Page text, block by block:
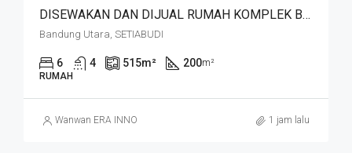
DISEWAKAN DAN DIJUAL RUMAH KOMPLEK BUDISARI HEGARMANAH SETIABUDI DKT SECAPA AD DAN YOGYA SUPERMARKET BANDUNG KOTA
Bandung Utara, SETIABUDI
6 4 515m² 200m²
RUMAH
Wanwan ERA INNO 1 jam lalu